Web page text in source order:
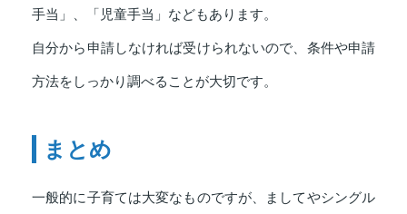
手当」、「児童手当」などもあります。
自分から申請しなければ受けられないので、条件や申請
方法をしっかり調べることが大切です。
まとめ
一般的に子育ては大変なものですが、ましてやシングル